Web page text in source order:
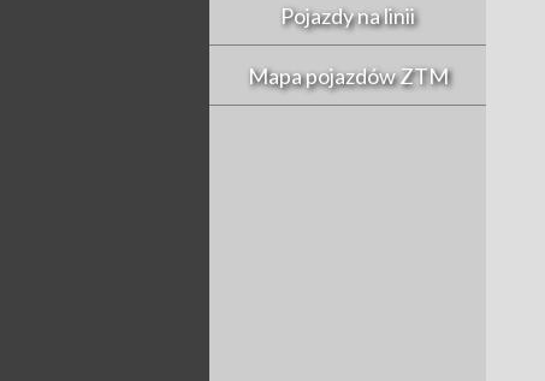
Pojazdy na linii
Mapa pojazdów ZTM